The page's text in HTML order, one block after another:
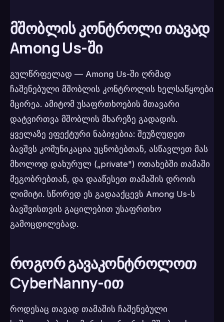
მშობლის კონტროლი თავად
Among Us-ში
გულწრფელად — Among Us-ში ღრმად
ჩაშენებული მშობლის კონტროლის ხელსაწყოები
მცირეა. ამიტომ უსაფრთხოების მთავარი
დატვირთვა მშობლის მხარეზე გადადის.
ყველაზე ეფექტური ნაბიჯებია: შეუზღუდეთ
ბავშვს კომუნიკაცია უცნობებთან, ასწავლეთ მას
მხოლოდ დახურულ („private") ოთახებში თამაში
მეგობრებთან, და დააწესეთ თამაშის დროის
ლიმიტი. სწორედ ეს გადააქცევს Among Us-ს
ბავშვისთვის გაცილებით უსაფრთხო
გამოცდილებად.
როგორ გავაკონტროლოთ
CyberNanny-ით
როდესაც თავად თამაშის ჩაშენებული